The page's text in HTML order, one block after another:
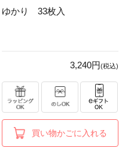
ゆかり 33枚入
3,240円(税込)
買い物かごに入れる